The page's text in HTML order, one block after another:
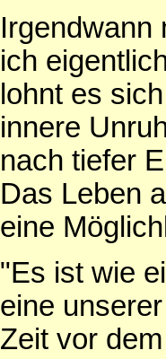
Irgendwann
ich
lohnt es
innere
nach tiefer
Das Leben
eine
"Es ist wie
eine
Zeit vor